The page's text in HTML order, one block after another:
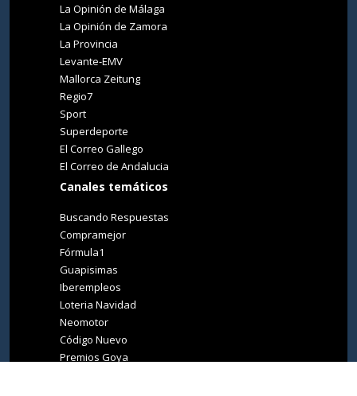
La Opinión de Málaga
La Opinión de Zamora
La Provincia
Levante-EMV
Mallorca Zeitung
Regio7
Sport
Superdeporte
El Correo Gallego
El Correo de Andalucia
Canales temáticos
Buscando Respuestas
Compramejor
Fórmula1
Guapisimas
Iberempleos
Loteria Navidad
Neomotor
Código Nuevo
Premios Goya